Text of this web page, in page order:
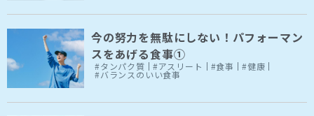
今の努力を無駄にしない！パフォーマン
スをあげる食事①
#タンパク質 #アスリート #食事 #健康
#バランスのいい食事